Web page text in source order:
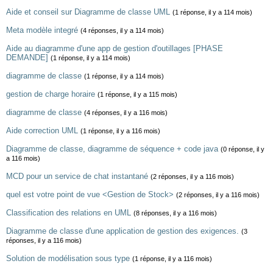
Aide et conseil sur Diagramme de classe UML (1 réponse, il y a 114 mois)
Meta modèle integré (4 réponses, il y a 114 mois)
Aide au diagramme d'une app de gestion d'outillages [PHASE
DEMANDE] (1 réponse, il y a 114 mois)
diagramme de classe (1 réponse, il y a 114 mois)
gestion de charge horaire (1 réponse, il y a 115 mois)
diagramme de classe (4 réponses, il y a 116 mois)
Aide correction UML (1 réponse, il y a 116 mois)
Diagramme de classe, diagramme de séquence + code java (0 réponse, il y
a 116 mois)
MCD pour un service de chat instantané (2 réponses, il y a 116 mois)
quel est votre point de vue <Gestion de Stock> (2 réponses, il y a 116 mois)
Classification des relations en UML (8 réponses, il y a 116 mois)
Diagramme de classe d'une application de gestion des exigences. (3
réponses, il y a 116 mois)
Solution de modélisation sous type (1 réponse, il y a 116 mois)